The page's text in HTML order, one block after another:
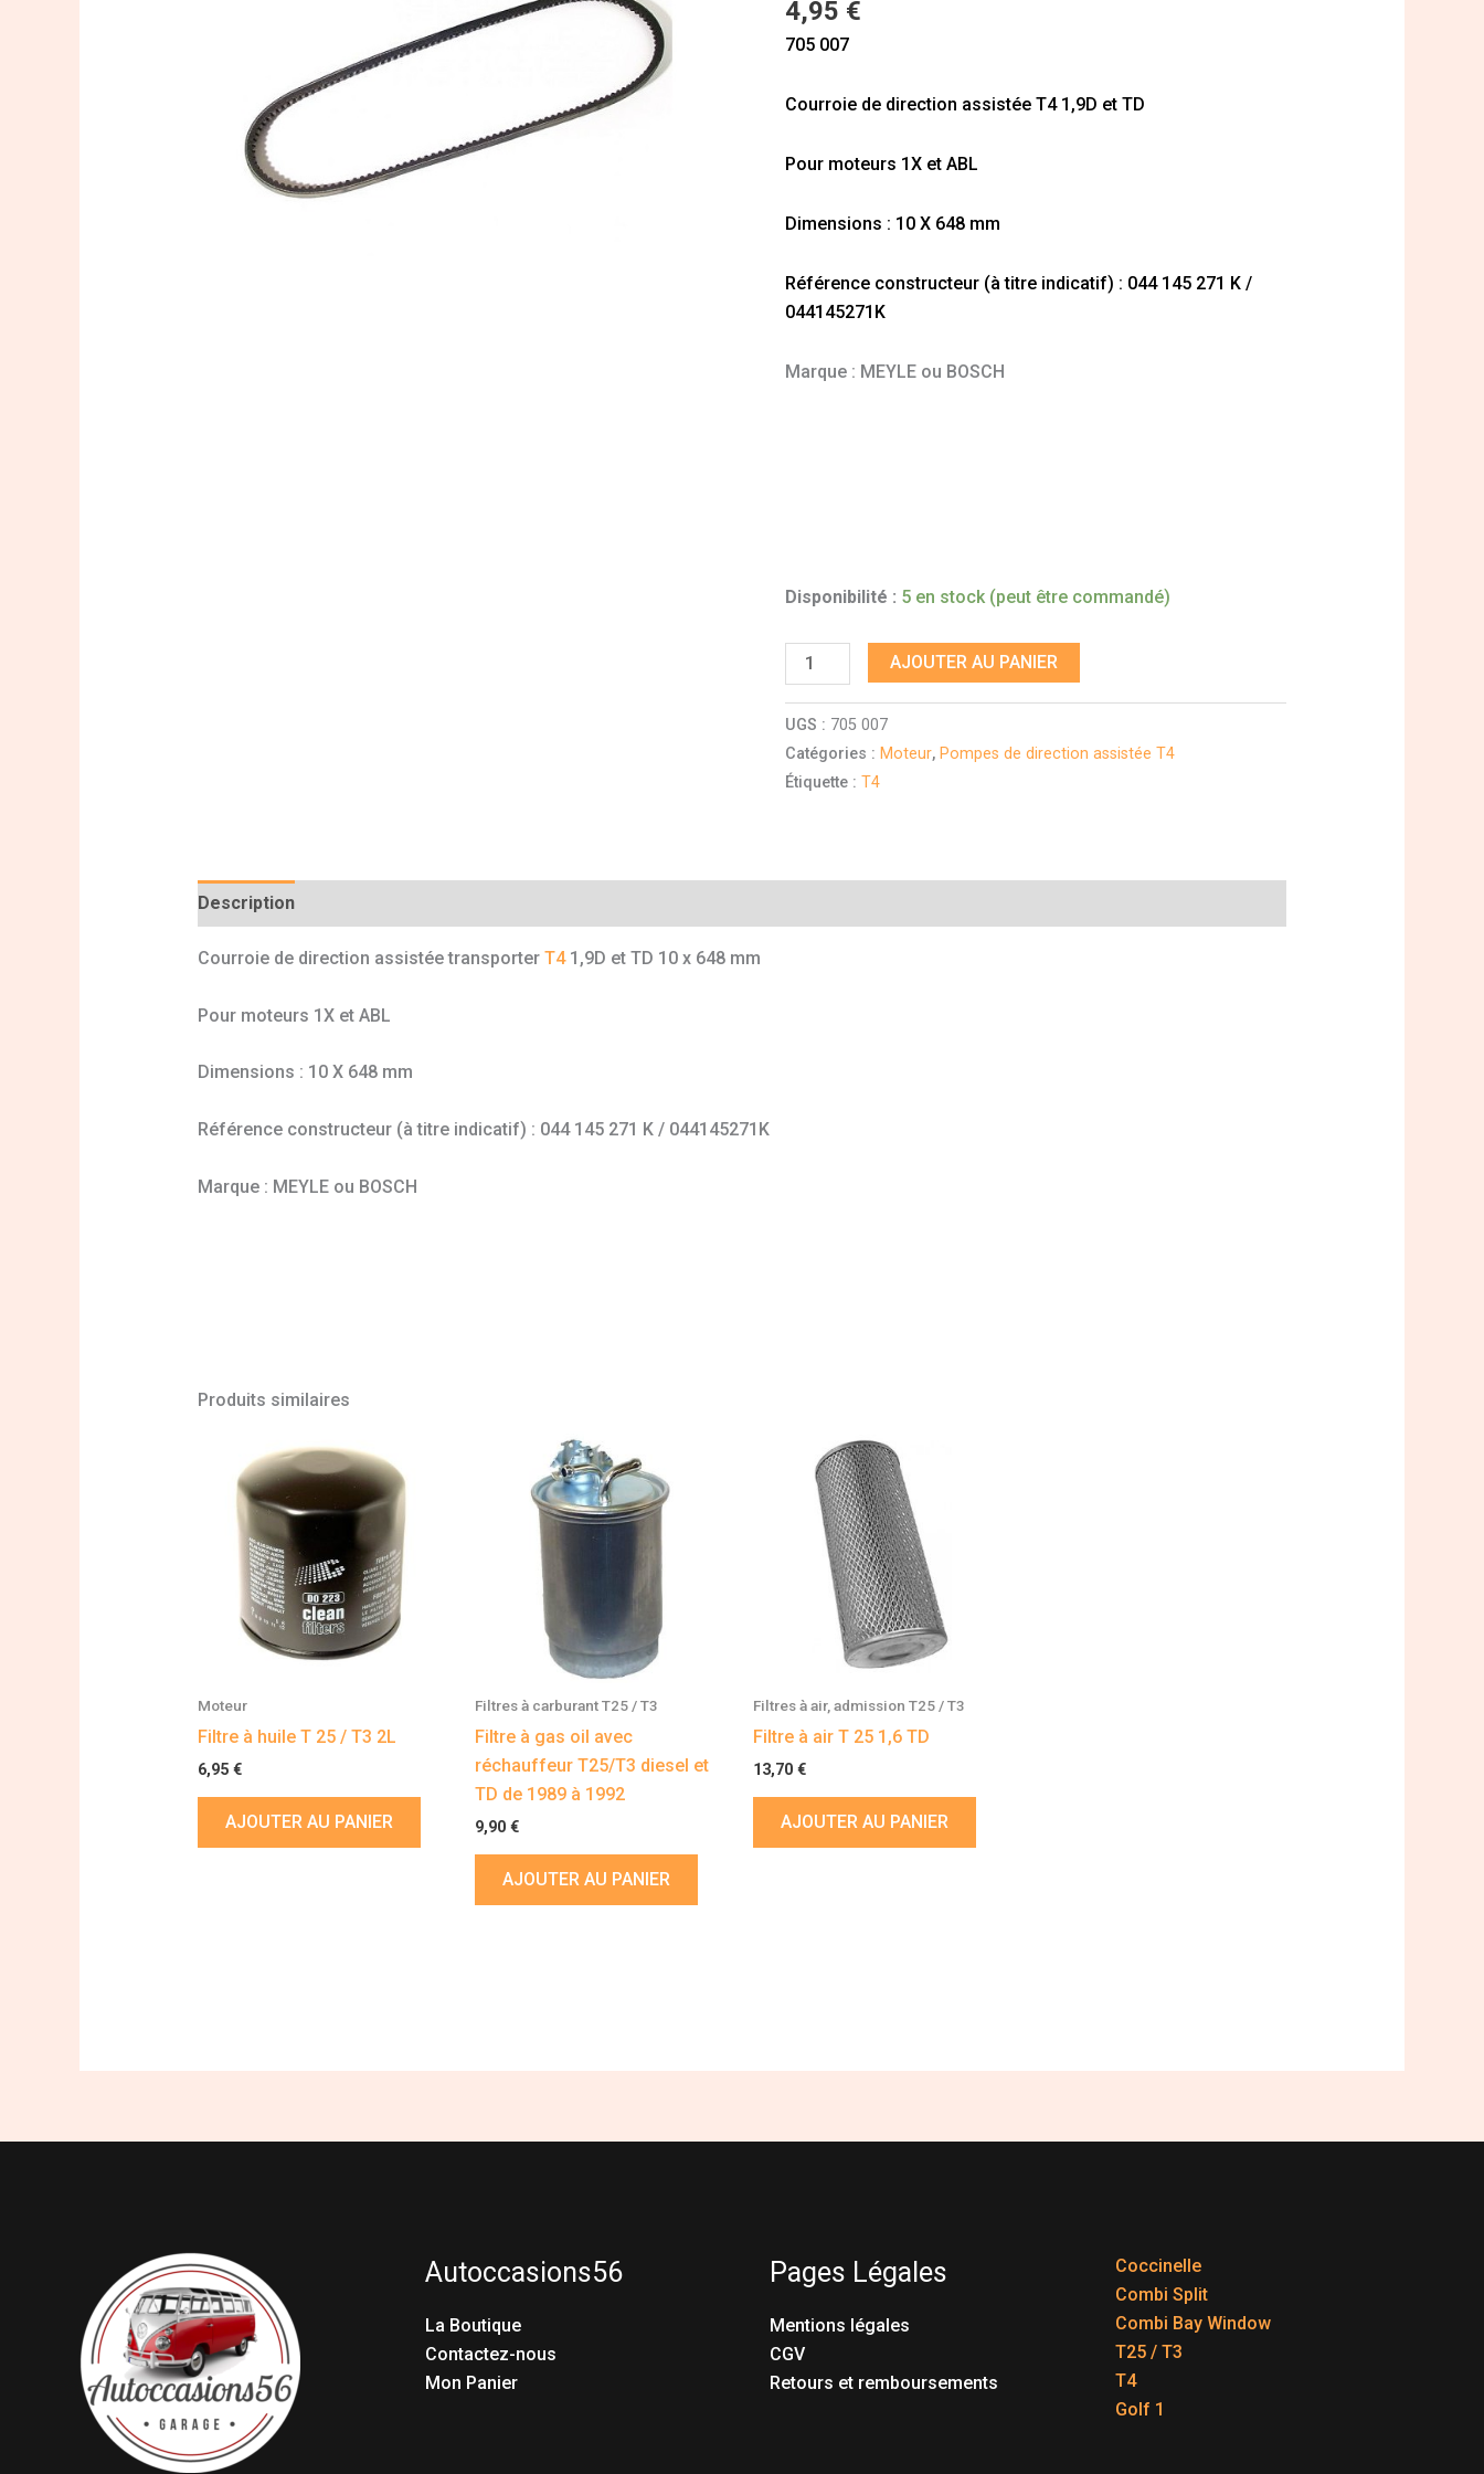
4,95 €
705 007
Courroie de direction assistée T4 1,9D et TD
Pour moteurs 1X et ABL
Dimensions : 10 X 648 mm
Référence constructeur (à titre indicatif) : 044 145 271 K /
044145271K
Marque : MEYLE ou BOSCH
Disponibilité : 5 en stock (peut être commandé)
T4
1,9D
TD
x
mm
AJOUTER AU PANIER
UGS : 705 007
Catégories : Moteur, Pompes de direction assistée T4
Étiquette :T4
Description
Courroie de direction assistée transporter T41,9D et TD 10 x 648 mm
Pour moteurs 1X et ABL
Dimensions : 10 X 648 mm
Référence constructeur (à titre indicatif) : 044 145 271 K / 044145271K
Marque : MEYLE ou BOSCH
Produits similaires
Moteur
Filtre à huile T 25 / T3 2L
6,95 €
AJOUTER AU PANIER
Filtres à carburant T25 / T3
Filtre à gas oil avec
réchauffeur T25/T3 diesel et
TD de 1989 à 1992
9,90€
AJOUTER AU PANIER
Filtres à air, admission T25 / T3
Filtre à air T 25 1,6 TD
13,70 €
AJOUTER AU PANIER
Autoccasions56
La Boutique
Contactez-nous
Mon Panier
Pages Légales
Mentions légales
CGV
Retours et remboursements
Coccinelle
Combi Split
Combi Bay Window
T25 / T3
T4
Golf 1